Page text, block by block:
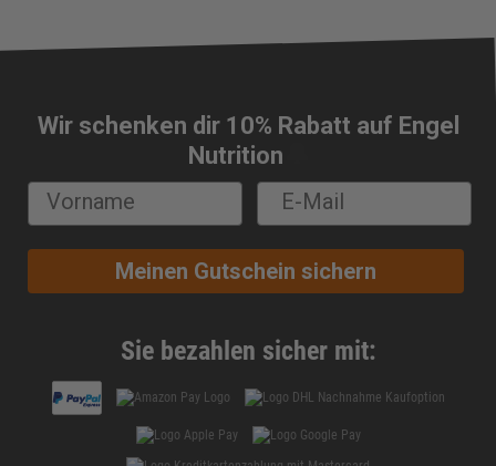
Wir schenken dir 10% Rabatt auf Engel
Nutrition
Meinen Gutschein sichern
Sie bezahlen sicher mit: